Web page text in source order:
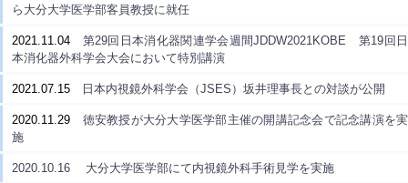
ら大分大学医学部客員教授に就任
2021.11.04 第29回日本消化器関連学会週間JDDW2021KOBE 第19回日
本消化器外科学会大会において特別講演
2021.07.15 日本内視鏡外科学会（JSES）坂井理事長との対談が公開
2020.11.29 徳安教授が大分大学医学部主催の開講記念会で記念講演を実
施
2020.10.16 大分大学医学部にて内視鏡外科手術見学を実施